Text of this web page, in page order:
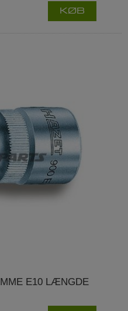
KØB
E10 LÆNGDE